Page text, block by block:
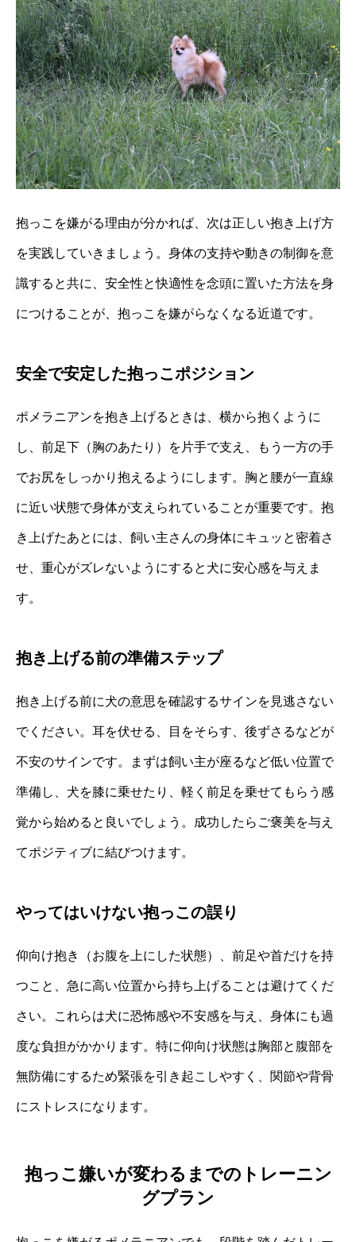
抱っこを嫌がる理由が分かれば、次は正しい抱き上げ方
を実践していきましょう。身体の支持や動きの制御を意
識すると共に、安全性と快適性を念頭に置いた方法を身
につけることが、抱っこを嫌がらなくなる近道です。
安全で安定した抱っこポジション
ポメラニアンを抱き上げるときは、横から抱くように
し、前足下（胸のあたり）を片手で支え、もう一方の手
でお尻をしっかり抱えるようにします。胸と腰が一直線
に近い状態で身体が支えられていることが重要です。抱
き上げたあとには、飼い主さんの身体にキュッと密着さ
せ、重心がズレないようにすると犬に安心感を与えま
す。
抱き上げる前の準備ステップ
抱き上げる前に犬の意思を確認するサインを見逃さない
でください。耳を伏せる、目をそらす、後ずさるなどが
不安のサインです。まずは飼い主が座るなど低い位置で
準備し、犬を膝に乗せたり、軽く前足を乗せてもらう感
覚から始めると良いでしょう。成功したらご褒美を与え
てポジティブに結びつけます。
やってはいけない抱っこの誤り
仰向け抱き（お腹を上にした状態）、前足や首だけを持
つこと、急に高い位置から持ち上げることは避けてくだ
さい。これらは犬に恐怖感や不安感を与え、身体にも過
度な負担がかかります。特に仰向け状態は胸部と腹部を
無防備にするため緊張を引き起こしやすく、関節や背骨
にストレスになります。
抱っこ嫌いが変わるまでのトレーニン
グプラン